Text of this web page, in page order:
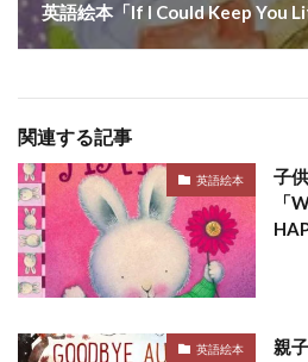
英語絵本「If I Could Keep You
関連する記事
英語絵本
子
「
英語絵本
親